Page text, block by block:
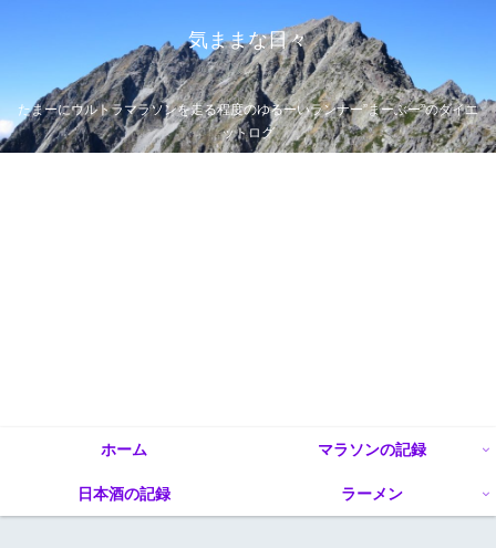
気ままな日々
たまーにウルトラマラソンを走る程度のゆるーいランナー”まーぶー”のダイエ
ットログ
ホーム マラソンの記録
日本酒の記録 ラーメン